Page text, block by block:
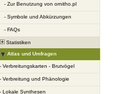
- Zur Benutzung von ornitho.pl
- Symbole und Abkürzungen
- FAQs
Statistiken
Atlas und Umfragen
- Verbreitungskarten - Brutvögel
- Verbreitung und Phänologie
- Lokale Synthesen